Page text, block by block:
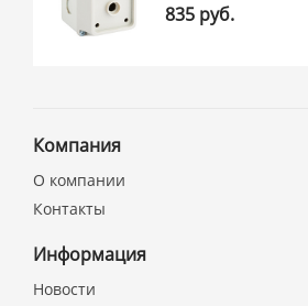
835 руб.
Компания
О компании
Контакты
Информация
Новости